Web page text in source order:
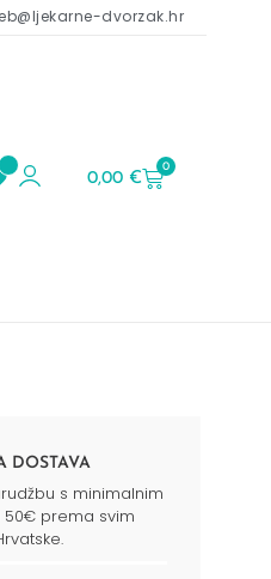
dvorzak.hr
0,00€
0
DOSTAVA
s minimalnim
50€ prema svim